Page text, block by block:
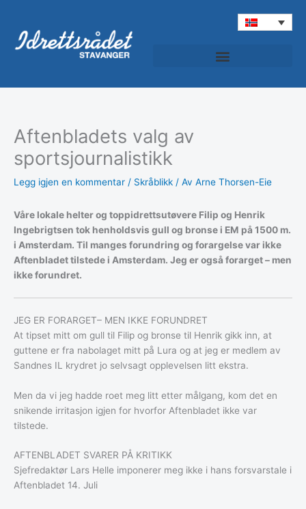
innholdet
Aftenbladets valg av
sportsjournalistikk
Legg igjen en kommentar / Skråblikk / Av Arne Thorsen-Eie
Våre lokale helter og toppidrettsutøvere Filip og Henrik
Ingebrigtsen tok henholdsvis gull og bronse i EM på 1500 m.
i Amsterdam. Til manges forundring og forargelse var ikke
Aftenbladet tilstede i Amsterdam. Jeg er også forarget – men
ikke forundret.
JEG ER FORARGET– MEN IKKE FORUNDRET
At tipset mitt om gull til Filip og bronse til Henrik gikk inn, at
guttene er fra nabolaget mitt på Lura og at jeg er medlem av
Sandnes IL krydret jo selvsagt opplevelsen litt ekstra.
Men da vi jeg hadde roet meg litt etter målgang, kom det en
snikende irritasjon igjen for hvorfor Aftenbladet ikke var
tilstede.
AFTENBLADET SVARER PÅ KRITIKK
Sjefredaktør Lars Helle imponerer meg ikke i hans forsvarstale i
Aftenbladet 14. Juli